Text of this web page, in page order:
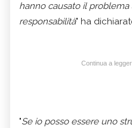
hanno causato il
responsabilità" ha
Continua a
"Se io posso essere uno